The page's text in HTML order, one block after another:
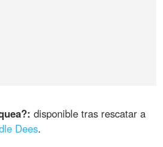
disponible tras rescatar a
Dees.